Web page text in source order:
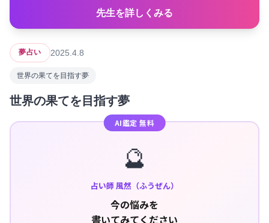
先生を詳しくみる
夢占い 2025.4.8
世界の果てを目指す夢
世界の果てを目指す夢
AI鑑定 無料
🔮
占い師 風然（ふうぜん）
今の悩みを
書いてみてください